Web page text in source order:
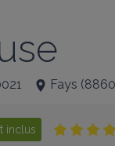
Fays (
inclus